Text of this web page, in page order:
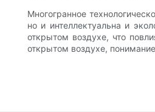
Многогранное
но и интеллектуальна и
открытом воздухе, что
открытом воздухе,